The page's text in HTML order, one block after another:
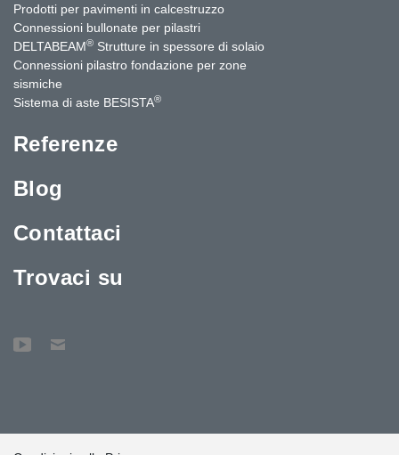
Prodotti per pavimenti in calcestruzzo
Connessioni bullonate per pilastri
DELTABEAM® Strutture in spessore di solaio
Connessioni pilastro fondazione per zone
sismiche
Sistema di aste BESISTA®
Referenze
Blog
Contattaci
Trovaci su